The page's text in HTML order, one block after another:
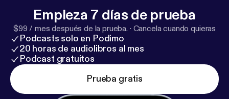
Empieza 7 días de prueba
$99 / mes después de la prueba. · Cancela cuando quieras
Podcasts solo en Podimo
20 horas de audiolibros al mes
Podcast gratuitos
Prueba gratis